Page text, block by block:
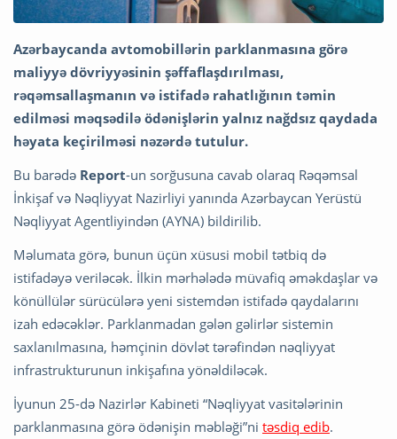
Azərbaycanda avtomobillərin parklanmasına görə
maliyyə dövriyyəsinin şəffaflaşdırılması,
rəqəmsallaşmanın və istifadə rahatlığının təmin
edilməsi məqsədilə ödənişlərin yalnız nağdsız qaydada
həyata keçirilməsi nəzərdə tutulur.
Bu barədə Report-un sorğusuna cavab olaraq Rəqəmsal
İnkişaf və Nəqliyyat Nazirliyi yanında Azərbaycan Yerüstü
Nəqliyyat Agentliyindən (AYNA) bildirilib.
Məlumata görə, bunun üçün xüsusi mobil tətbiq də
istifadəyə veriləcək. İlkin mərhələdə müvafiq əməkdaşlar və
könüllülər sürücülərə yeni sistemdən istifadə qaydalarını
izah edəcəklər. Parklanmadan gələn gəlirlər sistemin
saxlanılmasına, həmçinin dövlət tərəfindən nəqliyyat
infrastrukturunun inkişafına yönəldiləcək.
İyunun 25-də Nazirlər Kabineti “Nəqliyyat vasitələrinin
parklanmasına görə ödənişin məbləği”ni təsdiq edib.